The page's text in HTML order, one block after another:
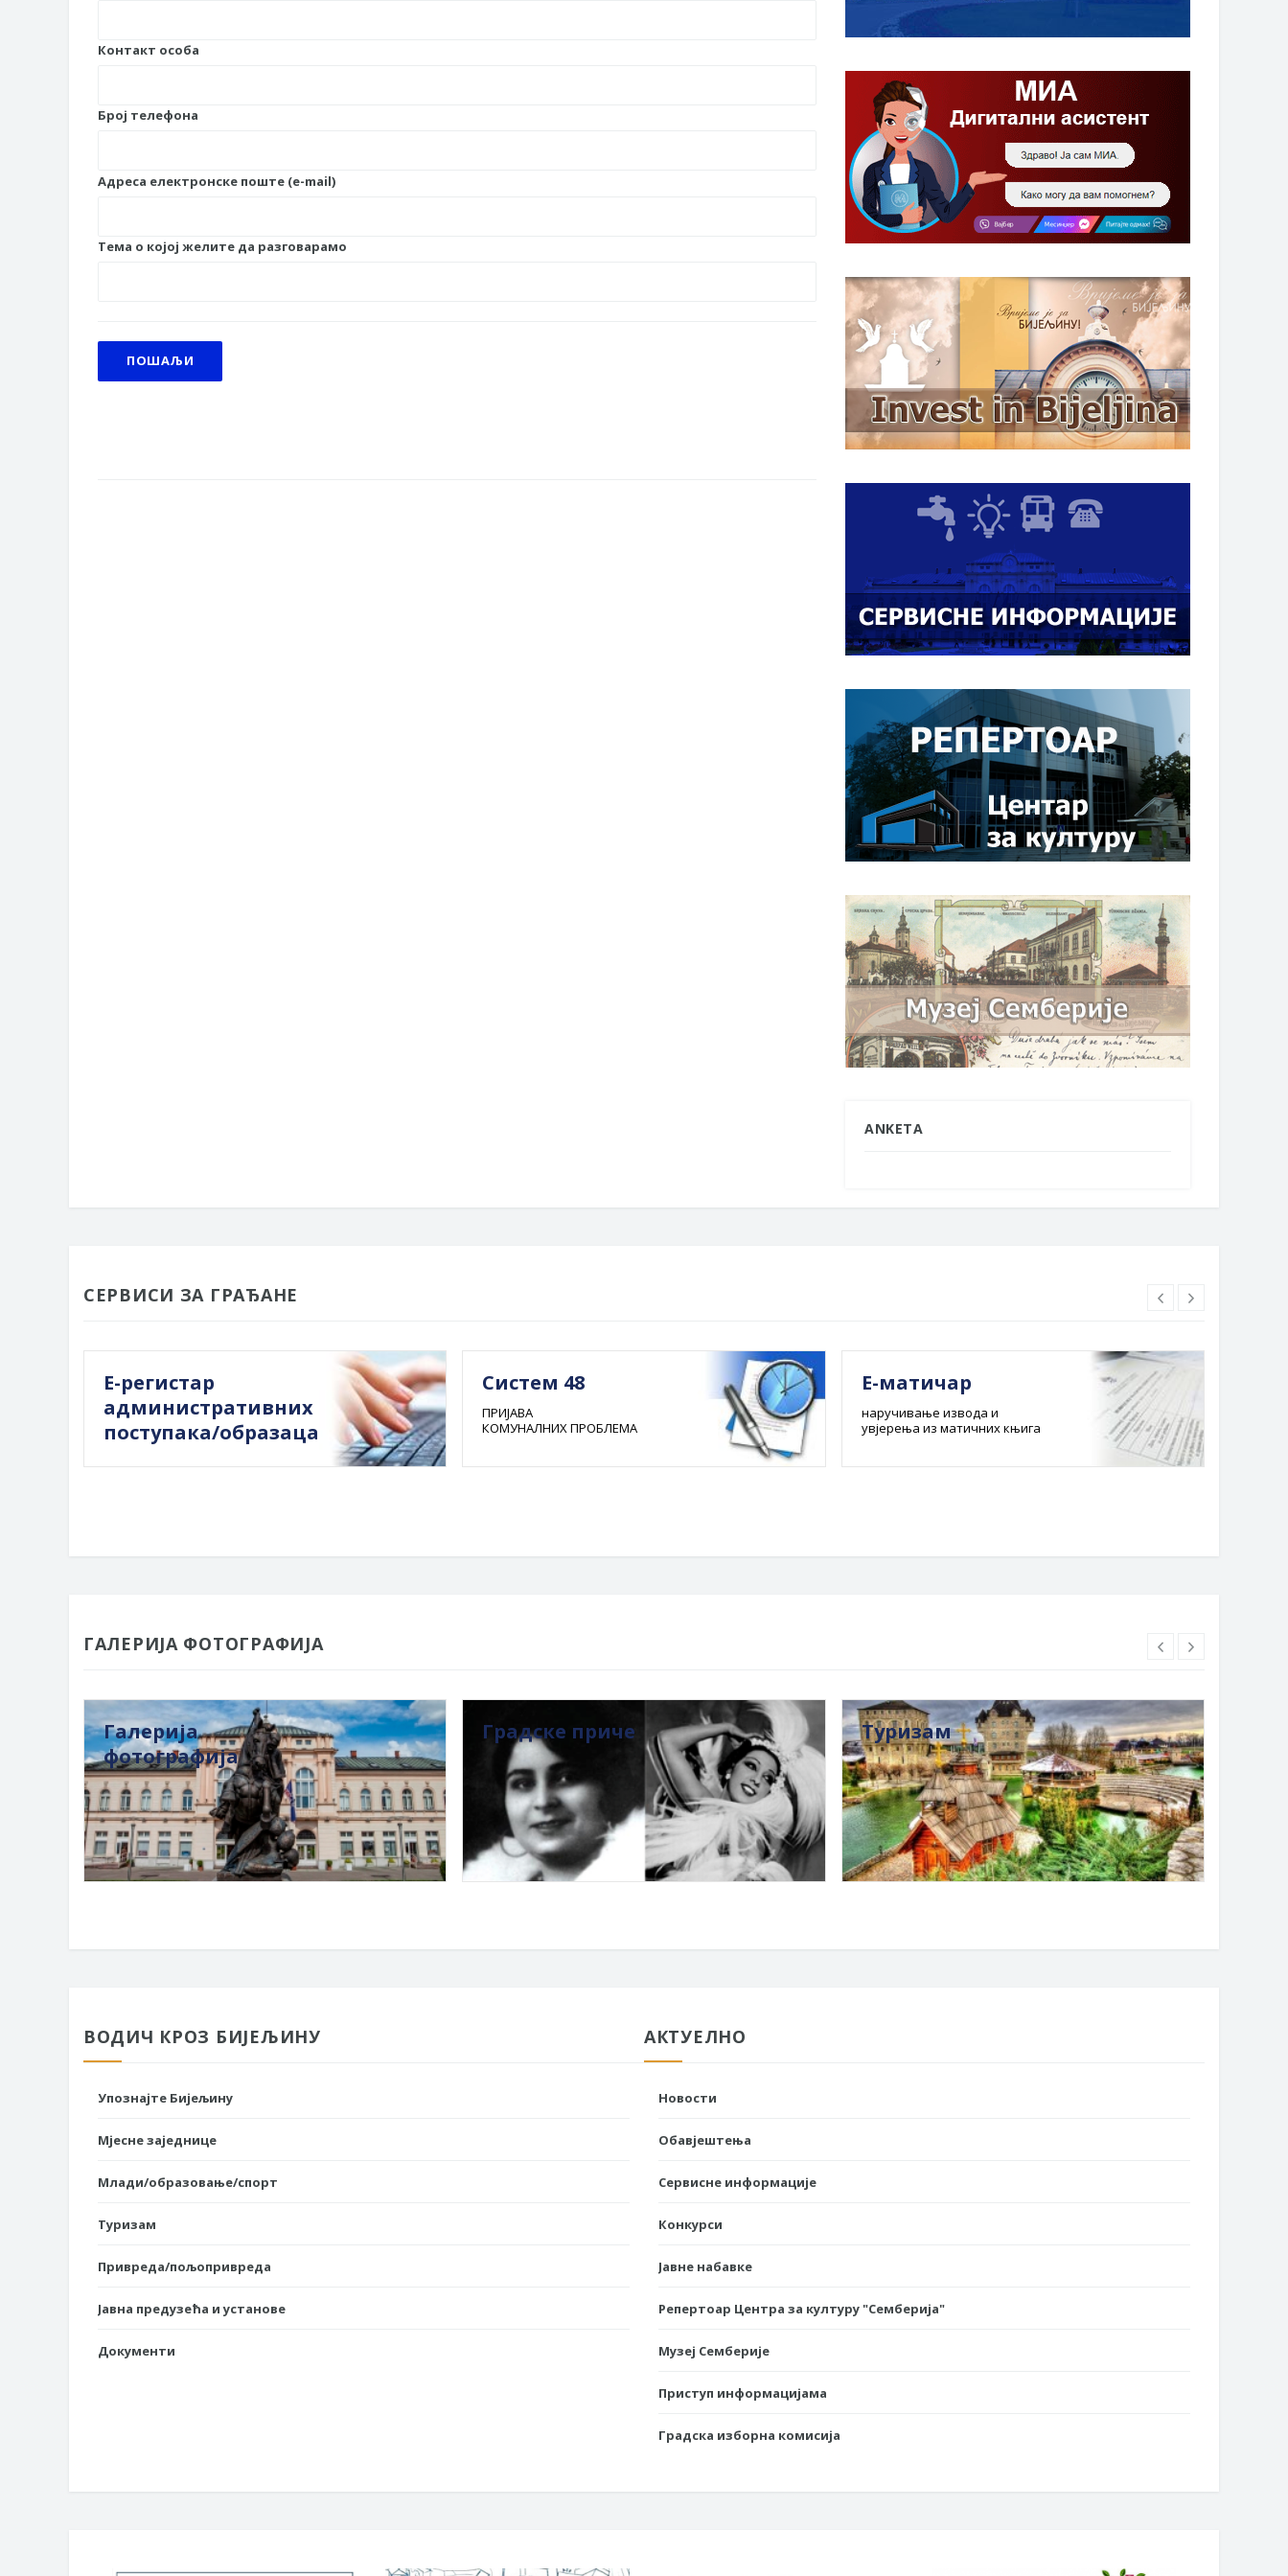
Контакт особа
Број телефона
Адреса електронске поште (e-mail)
Тема о којој желите да разговарамо
ПОШАЉИ
ANKETA
СЕРВИСИ ЗА ГРАЂАНЕ
Е-регистар
административних
поступака/образаца
Систем 48
ПРИЈАВА
КОМУНАЛНИХ ПРОБЛЕМА
Е-матичар
наручивање извода и
увјерења из матичних књига
ГАЛЕРИЈА ФОТОГРАФИЈА
Галерија
фотографија
Градске приче Туризам
ВОДИЧ КРОЗ БИЈЕЉИНУ
Упознајте Бијељину
Мјесне заједнице
Млади/образовање/спорт
Туризам
Привреда/пољопривреда
Јавна предузећа и установе
Документи
АКТУЕЛНО
Новости
Обавјештења
Сервисне информације
Конкурси
Јавне набавке
Репертоар Центра за културу "Семберија"
Музеј Семберије
Приступ информацијама
Градска изборна комисија